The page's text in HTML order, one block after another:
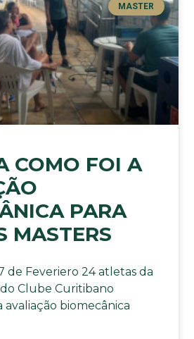
MASTER
COMO FOI A
PARA
MASTERS
de Feveriero 24 atletas da
Clube Curitibano
avaliação biomecânica